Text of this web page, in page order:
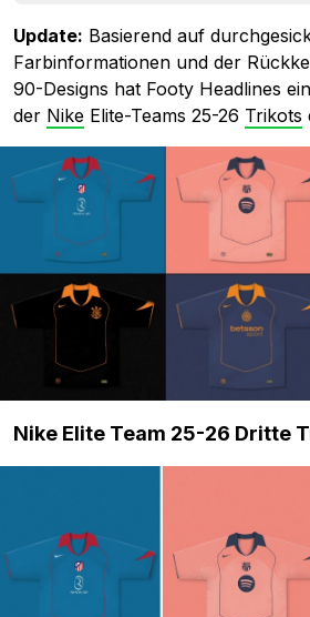
Update: Basierend auf
Farbinformationen und der
90-Designs hat Footy Headlines
der Nike Elite-Teams 25-26 Trikots
Nike Elite Team 25-26 Dritte